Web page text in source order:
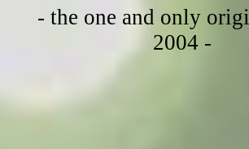
- the one and only
2004 -